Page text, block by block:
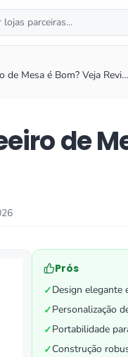
lojas parceiras...
de Mesa é Bom? Veja Revi…
de
Prós
✓Design elegante
✓Personalização
✓Portabilidade
✓Construção